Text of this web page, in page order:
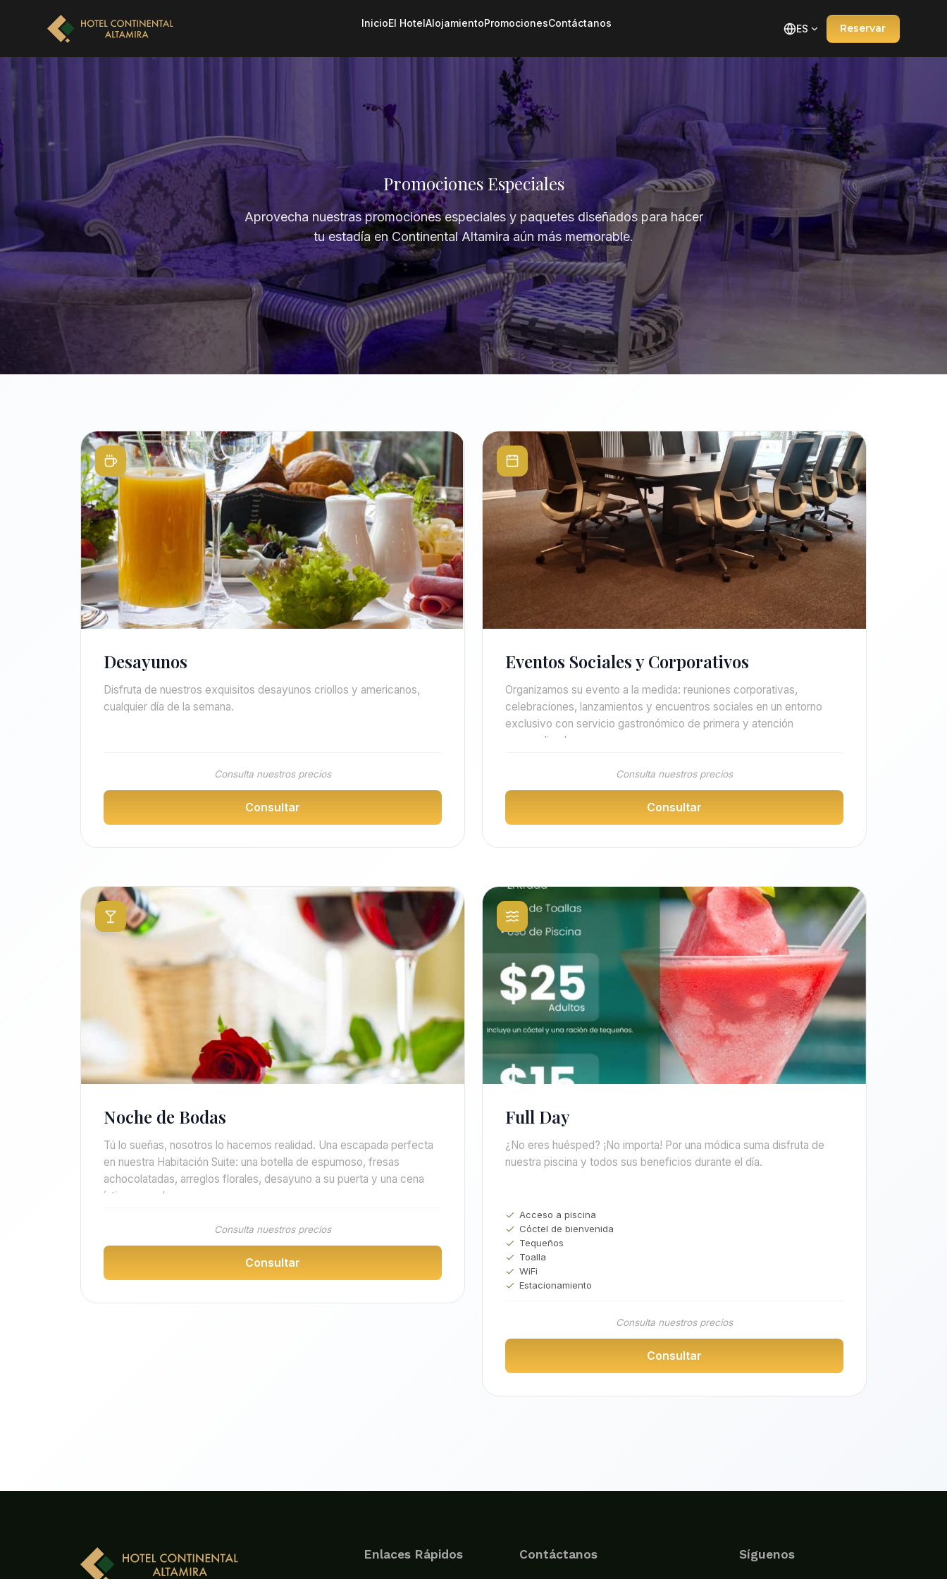
InicioEl HotelAlojamientoPromocionesContáctanos ES Reservar
Promociones Especiales
Aprovecha nuestras promociones especiales y paquetes diseñados para hacer
tu estadía en Continental Altamira aún más memorable.
Desayunos
Disfruta de nuestros exquisitos desayunos criollos y americanos,
cualquier día de la semana.
Consulta nuestros precios
Consultar
Eventos Sociales y Corporativos
Organizamos su evento a la medida: reuniones corporativas,
celebraciones, lanzamientos y encuentros sociales en un entorno
exclusivo con servicio gastronómico de primera y atención
personalizada.
Consulta nuestros precios
Consultar
Noche de Bodas
Tú lo sueñas, nosotros lo hacemos realidad. Una escapada perfecta
en nuestra Habitación Suite: una botella de espumoso, fresas
achocolatadas, arreglos florales, desayuno a su puerta y una cena
íntima para dos.
Consulta nuestros precios
Consultar
Full Day
¿No eres huésped? ¡No importa! Por una módica suma disfruta de
nuestra piscina y todos sus beneficios durante el día.
Acceso a piscina
Cóctel de bienvenida
Tequeños
Toalla
WiFi
Estacionamiento
Consulta nuestros precios
Consultar
Enlaces Rápidos Contáctanos Síguenos